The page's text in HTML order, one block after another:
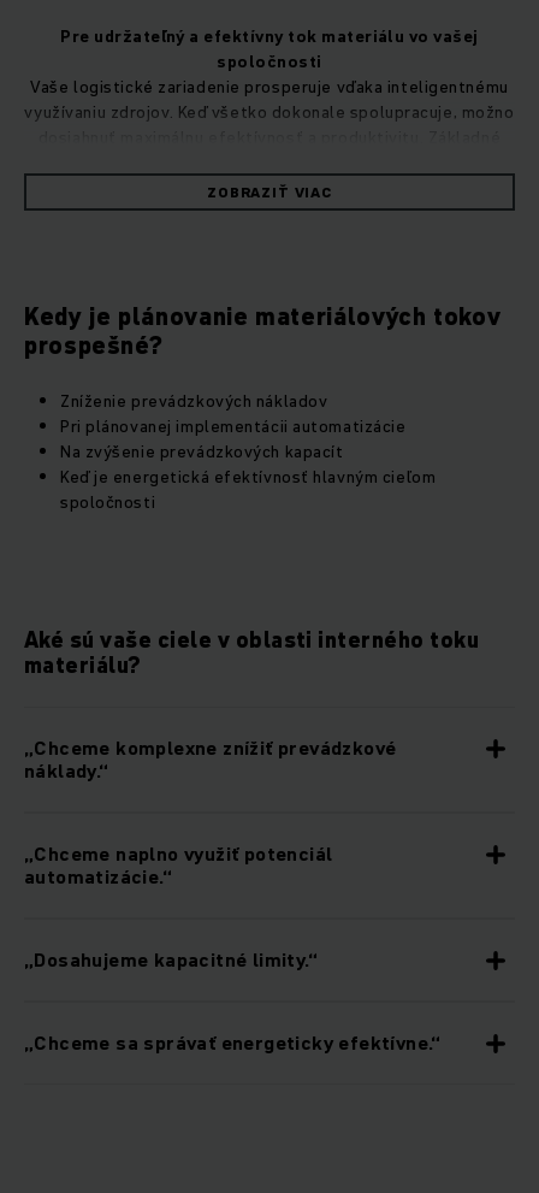
Pre udržateľný a efektívny tok materiálu vo vašej
spoločnosti
Vaše logistické zariadenie prosperuje vďaka inteligentnému
využívaniu zdrojov. Keď všetko dokonale spolupracuje, možno
časom meniť: Rastú požiadavky zákazníkov, mení sa
sortiment výrobkov - preto je potrebné prispôsobiť aj
materiálového toku a pripravte svoj podnik na budúcnosť!
ZOBRAZIŤ VIAC
Kedy je plánovanie materiálových tokov
prospešné?
Zníženie prevádzkových nákladov
Pri plánovanej implementácii automatizácie
Na zvýšenie prevádzkových kapacít
Keď je energetická efektívnosť hlavným cieľom
spoločnosti
Aké sú vaše ciele v oblasti interného toku
materiálu?
„Chceme komplexne znížiť prevádzkové
náklady.“
„Chceme naplno využiť potenciál
automatizácie.“
„Dosahujeme kapacitné limity.“
„Chceme sa správať energeticky efektívne.“